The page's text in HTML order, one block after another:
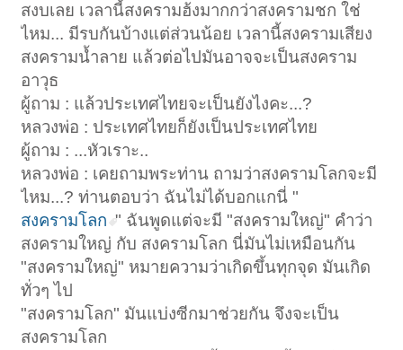
สงบเลย เวลานี้สงครามฮ้งมากกว่าสงครามชก ใช่
ไหม... มีรบกันบ้างแต่ส่วนน้อย เวลานี้สงครามเสียง
สงครามน้ำลาย แล้วต่อไปมันอาจจะเป็นสงคราม
อาวุธ
ผู้ถาม : แล้วประเทศไทยจะเป็นยังไงคะ...?
หลวงพ่อ : ประเทศไทยก็ยังเป็นประเทศไทย
ผู้ถาม : ...หัวเราะ..
หลวงพ่อ : เคยถามพระท่าน ถามว่าสงครามโลกจะมี
ไหม...? ท่านตอบว่า ฉันไม่ได้บอกแกนี่ "
สงครามโลก " ฉันพูดแต่จะมี "สงครามใหญ่" คำว่า
สงครามใหญ่ กับ สงครามโลก นี่มันไม่เหมือนกัน
"สงครามใหญ่" หมายความว่าเกิดขึ้นทุกจุด มันเกิด
ทั่วๆ ไป
"สงครามโลก" มันแบ่งซีกมาช่วยกัน จึงจะเป็น
สงครามโลก